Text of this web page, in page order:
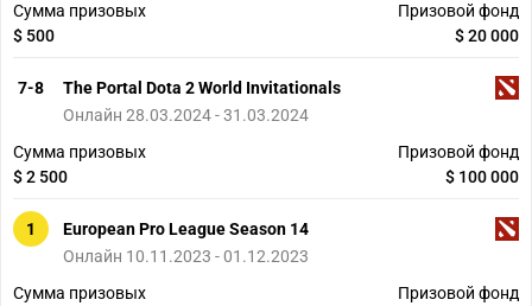
Сумма призовых
$ 500
Призовой фонд
$ 20 000
7-8
The Portal Dota 2 World Invitationals
Онлайн 28.03.2024 - 31.03.2024
Сумма призовых
$ 2 500
Призовой фонд
$ 100 000
1
European Pro League Season 14
Онлайн 10.11.2023 - 01.12.2023
Сумма призовых
Призовой фонд